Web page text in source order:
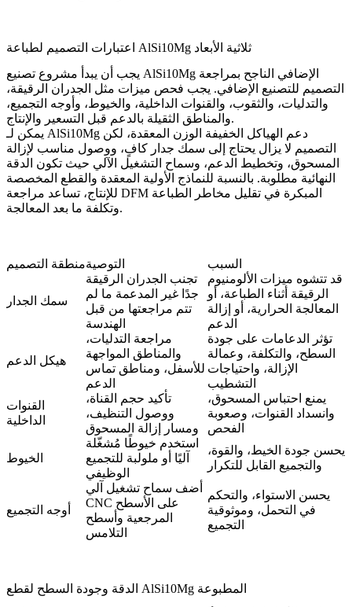
اعتبارات التصميم لطباعة AlSi10Mg ثلاثية الأبعاد
يجب أن يبدأ مشروع تصنيع AlSi10Mg الإضافي الناجح بمراجعة
التصميم للتصنيع الإضافي. يجب فحص ميزات مثل الجدران الرقيقة،
والتدليات، والثقوب، والقنوات الداخلية، والخيوط، وأوجه التجميع،
والمناطق الثقيلة بالدعم قبل التسعير والإنتاج.
يمكن لـ AlSi10Mg دعم الهياكل الخفيفة الوزن المعقدة، لكن
التصميم لا يزال يحتاج إلى سمك جدار كافٍ، ووصول مناسب لإزالة
المسحوق، وتخطيط الدعم، وسماح التشغيل الآلي حيث تكون الدقة
النهائية مطلوبة. بالنسبة للنماذج الأولية المعقدة والقطع المخصصة
للإنتاج، تساعد مراجعة DFM المبكرة في تقليل مخاطر الطباعة
وتكلفة ما بعد المعالجة.
منطقة التصميمالتوصية السبب
سمك الجدار
تجنب الجدران الرقيقة
جدًا غير المدعمة ما لم
تتم مراجعتها من قبل
الهندسة
قد تتشوه ميزات الألومنيوم
الرقيقة أثناء الطباعة، أو
المعالجة الحرارية، أو إزالة
الدعم
هيكل الدعم
مراجعة التدليات،
والمناطق المواجهة
للأسفل، ومناطق تماس
الدعم
تؤثر الدعامات على جودة
السطح، والتكلفة، وعمالة
الإزالة، واحتياجات
التشطيب
القنوات
الداخلية
تأكيد حجم القناة،
ووصول التنظيف،
ومسار إزالة المسحوق
يمنع احتباس المسحوق،
وانسداد القنوات، وصعوبة
الفحص
الخيوط
استخدم خيوطًا مُشغّلة
آليًا أو ملولبة للتجميع
الوظيفي
يحسن جودة الخيط، والقوة،
والتجميع القابل للتكرار
أوجه التجميع
أضف سماح تشغيل آلي
CNC على الأسطح
المرجعية وأسطح
التلامس
يحسن الاستواء، والتحكم
في التحمل، وموثوقية
التجميع
الدقة وجودة السطح لقطع AlSi10Mg المطبوعة